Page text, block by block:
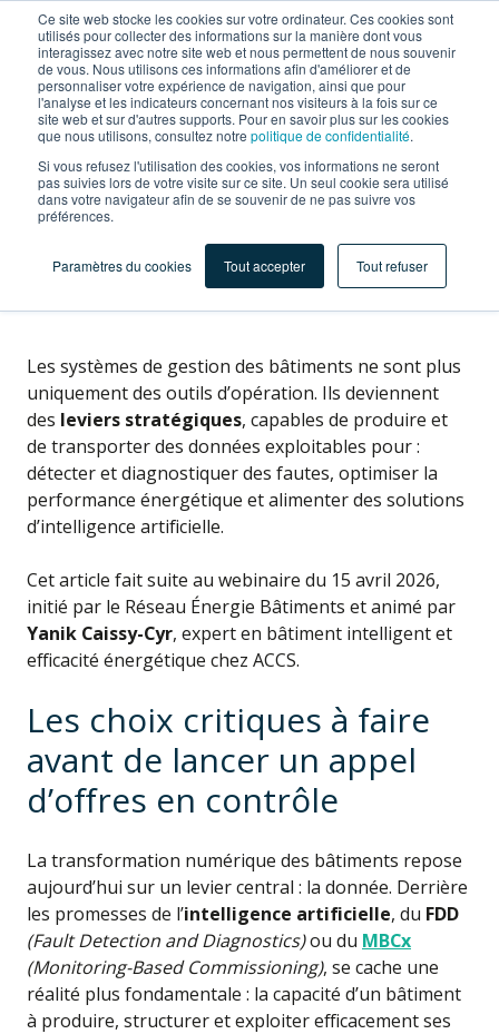
Ce site web stocke les cookies sur votre ordinateur. Ces cookies sont
utilisés pour collecter des informations sur la manière dont vous
interagissez avec notre site web et nous permettent de nous souvenir
de vous. Nous utilisons ces informations afin d'améliorer et de
personnaliser votre expérience de navigation, ainsi que pour
l'analyse et les indicateurs concernant nos visiteurs à la fois sur ce
site web et sur d'autres supports. Pour en savoir plus sur les cookies
que nous utilisons, consultez notre politique de confidentialité.
Si vous refusez l'utilisation des cookies, vos informations ne seront
pas suivies lors de votre visite sur ce site. Un seul cookie sera utilisé
dans votre navigateur afin de se souvenir de ne pas suivre vos
préférences.
Paramètres du cookies Tout accepter Tout refuser
1 JUILLET 2026
Pourquoi votre BMS n’est
(probablement) pas prêt
Les systèmes de gestion des bâtiments ne sont plus
uniquement des outils d’opération. Ils deviennent
des leviers stratégiques, capables de produire et
de transporter des données exploitables pour :
détecter et diagnostiquer des fautes, optimiser la
performance énergétique et alimenter des solutions
d’intelligence artificielle.
Cet article fait suite au webinaire du 15 avril 2026,
initié par le Réseau Énergie Bâtiments et animé par
Yanik Caissy-Cyr, expert en bâtiment intelligent et
efficacité énergétique chez ACCS.
Les choix critiques à faire
avant de lancer un appel
d’offres en contrôle
La transformation numérique des bâtiments repose
aujourd’hui sur un levier central : la donnée. Derrière
les promesses de l’intelligence artificielle, du FDD
(Fault Detection and Diagnostics)ou du MBCx
(Monitoring-Based Commissioning), se cache une
réalité plus fondamentale : la capacité d’un bâtiment
à produire, structurer et exploiter efficacement ses